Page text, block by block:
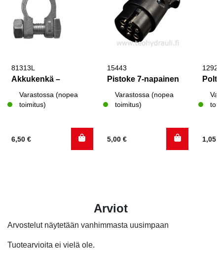
81313L
Akkukenkä –
Varastossa (nopea
toimitus)
6,50 €
15443
Pistoke 7-napainen
Varastossa (nopea
toimitus)
5,00 € 1,05
Arviot
Arvostelut näytetään vanhimmasta uusimpaan
Tuotearvioita ei vielä ole.